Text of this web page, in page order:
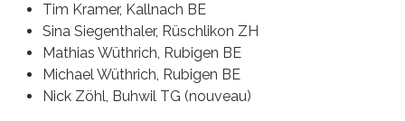
Tim Kramer, Kallnach BE
Sina Siegenthaler, Rüschlikon ZH
Mathias Wüthrich, Rubigen BE
Michael Wüthrich, Rubigen BE
Nick Zöhl, Buhwil TG (nouveau)